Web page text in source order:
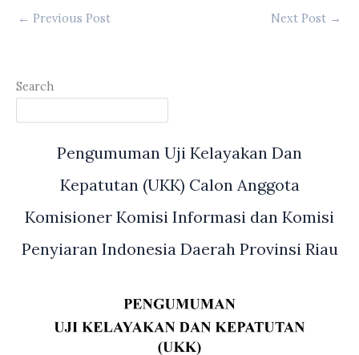
← Previous Post Next Post →
Search
Pengumuman Uji Kelayakan Dan
Kepatutan (UKK) Calon Anggota
Komisioner Komisi Informasi dan Komisi
Penyiaran Indonesia Daerah Provinsi Riau